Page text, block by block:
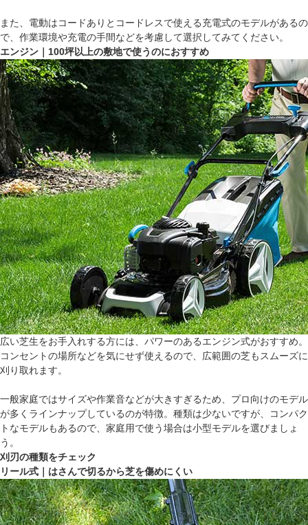
また、電動はコードありとコードレスで使える充電式のモデルがあるの
で、作業環境や充電の手間などを考慮して選択してみてください。
エンジン｜100坪以上の敷地で使うのにおすすめ
広い芝生をお手入れする方には、パワーのあるエンジン式がおすすめ。
コンセントの場所などを気にせず使えるので、広範囲の芝もスムーズに
刈り取れます。
一般家庭ではサイズや作業音などが大きすぎるため、プロ向けのモデル
が多くラインナップしているのが特徴。種類は少ないですが、コンパク
トなモデルもあるので、家庭用で使う場合は小型モデルを選びましょ
う。
刈刃の種類をチェック
リール式｜はさんで切るから芝を傷めにくい